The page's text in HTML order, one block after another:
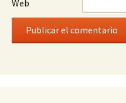
Web